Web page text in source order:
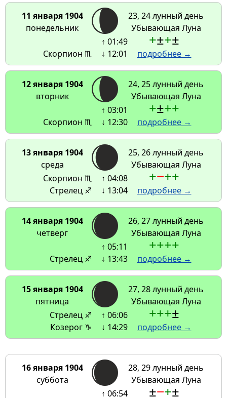
11 января 1904
понедельник
23, 24 лунный день
Убывающая Луна
Скорпион ♏
↑ 01:49
↓ 12:01
+±+±
подробнее →
12 января 1904
вторник
24, 25 лунный день
Убывающая Луна
Скорпион ♏
↑ 03:01
↓ 12:30
+±++
подробнее →
13 января 1904
среда
25, 26 лунный день
Убывающая Луна
Скорпион ♏
Стрелец ♐
↑ 04:08
↓ 13:04
+−++
подробнее →
14 января 1904
четверг
26, 27 лунный день
Убывающая Луна
Стрелец ♐
↑ 05:11
↓ 13:43
++++
подробнее →
15 января 1904
пятница
27, 28 лунный день
Убывающая Луна
Стрелец ♐
Козерог ♑
↑ 06:06
↓ 14:29
+++±
подробнее →
16 января 1904
суббота
28, 29 лунный день
Убывающая Луна
↑ 06:54
±−+±